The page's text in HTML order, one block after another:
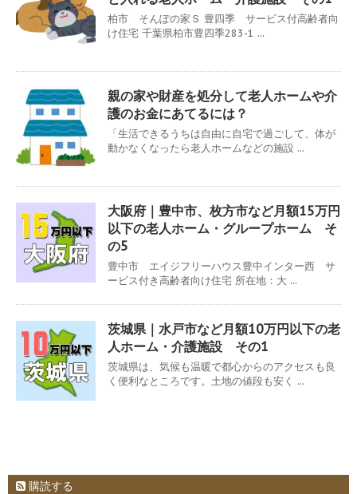
柏市 そんぽの家Ｓ 豊四季 サービス付高齢者向
け住宅 千葉県柏市豊四季283-1 ...
親の家や財産を処分して老人ホームや介
護のお金にあてるには？
「生活できるうちは自由に自宅で過ごして、体が
動かなくなったら老人ホームなどの施設 ...
大阪府｜豊中市、枚方市など月額15万円
以下の老人ホーム・グループホーム そ
の5
豊中市 エイジフリーハウス豊中インター西 サ
ービス付き高齢者向け住宅 所在地：大 ...
茨城県｜水戸市など月額10万円以下の老
人ホーム・介護施設 その1
茨城県は、気候も温暖で都心からのアクセスも良
く便利なところです。土地の値段も安く ...
購読する